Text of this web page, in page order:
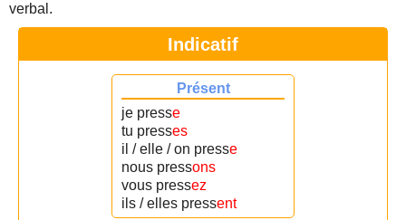
verbal.
Indicatif
Présent
je presse
tu presses
il / elle / on presse
nous pressons
vous pressez
ils / elles pressent